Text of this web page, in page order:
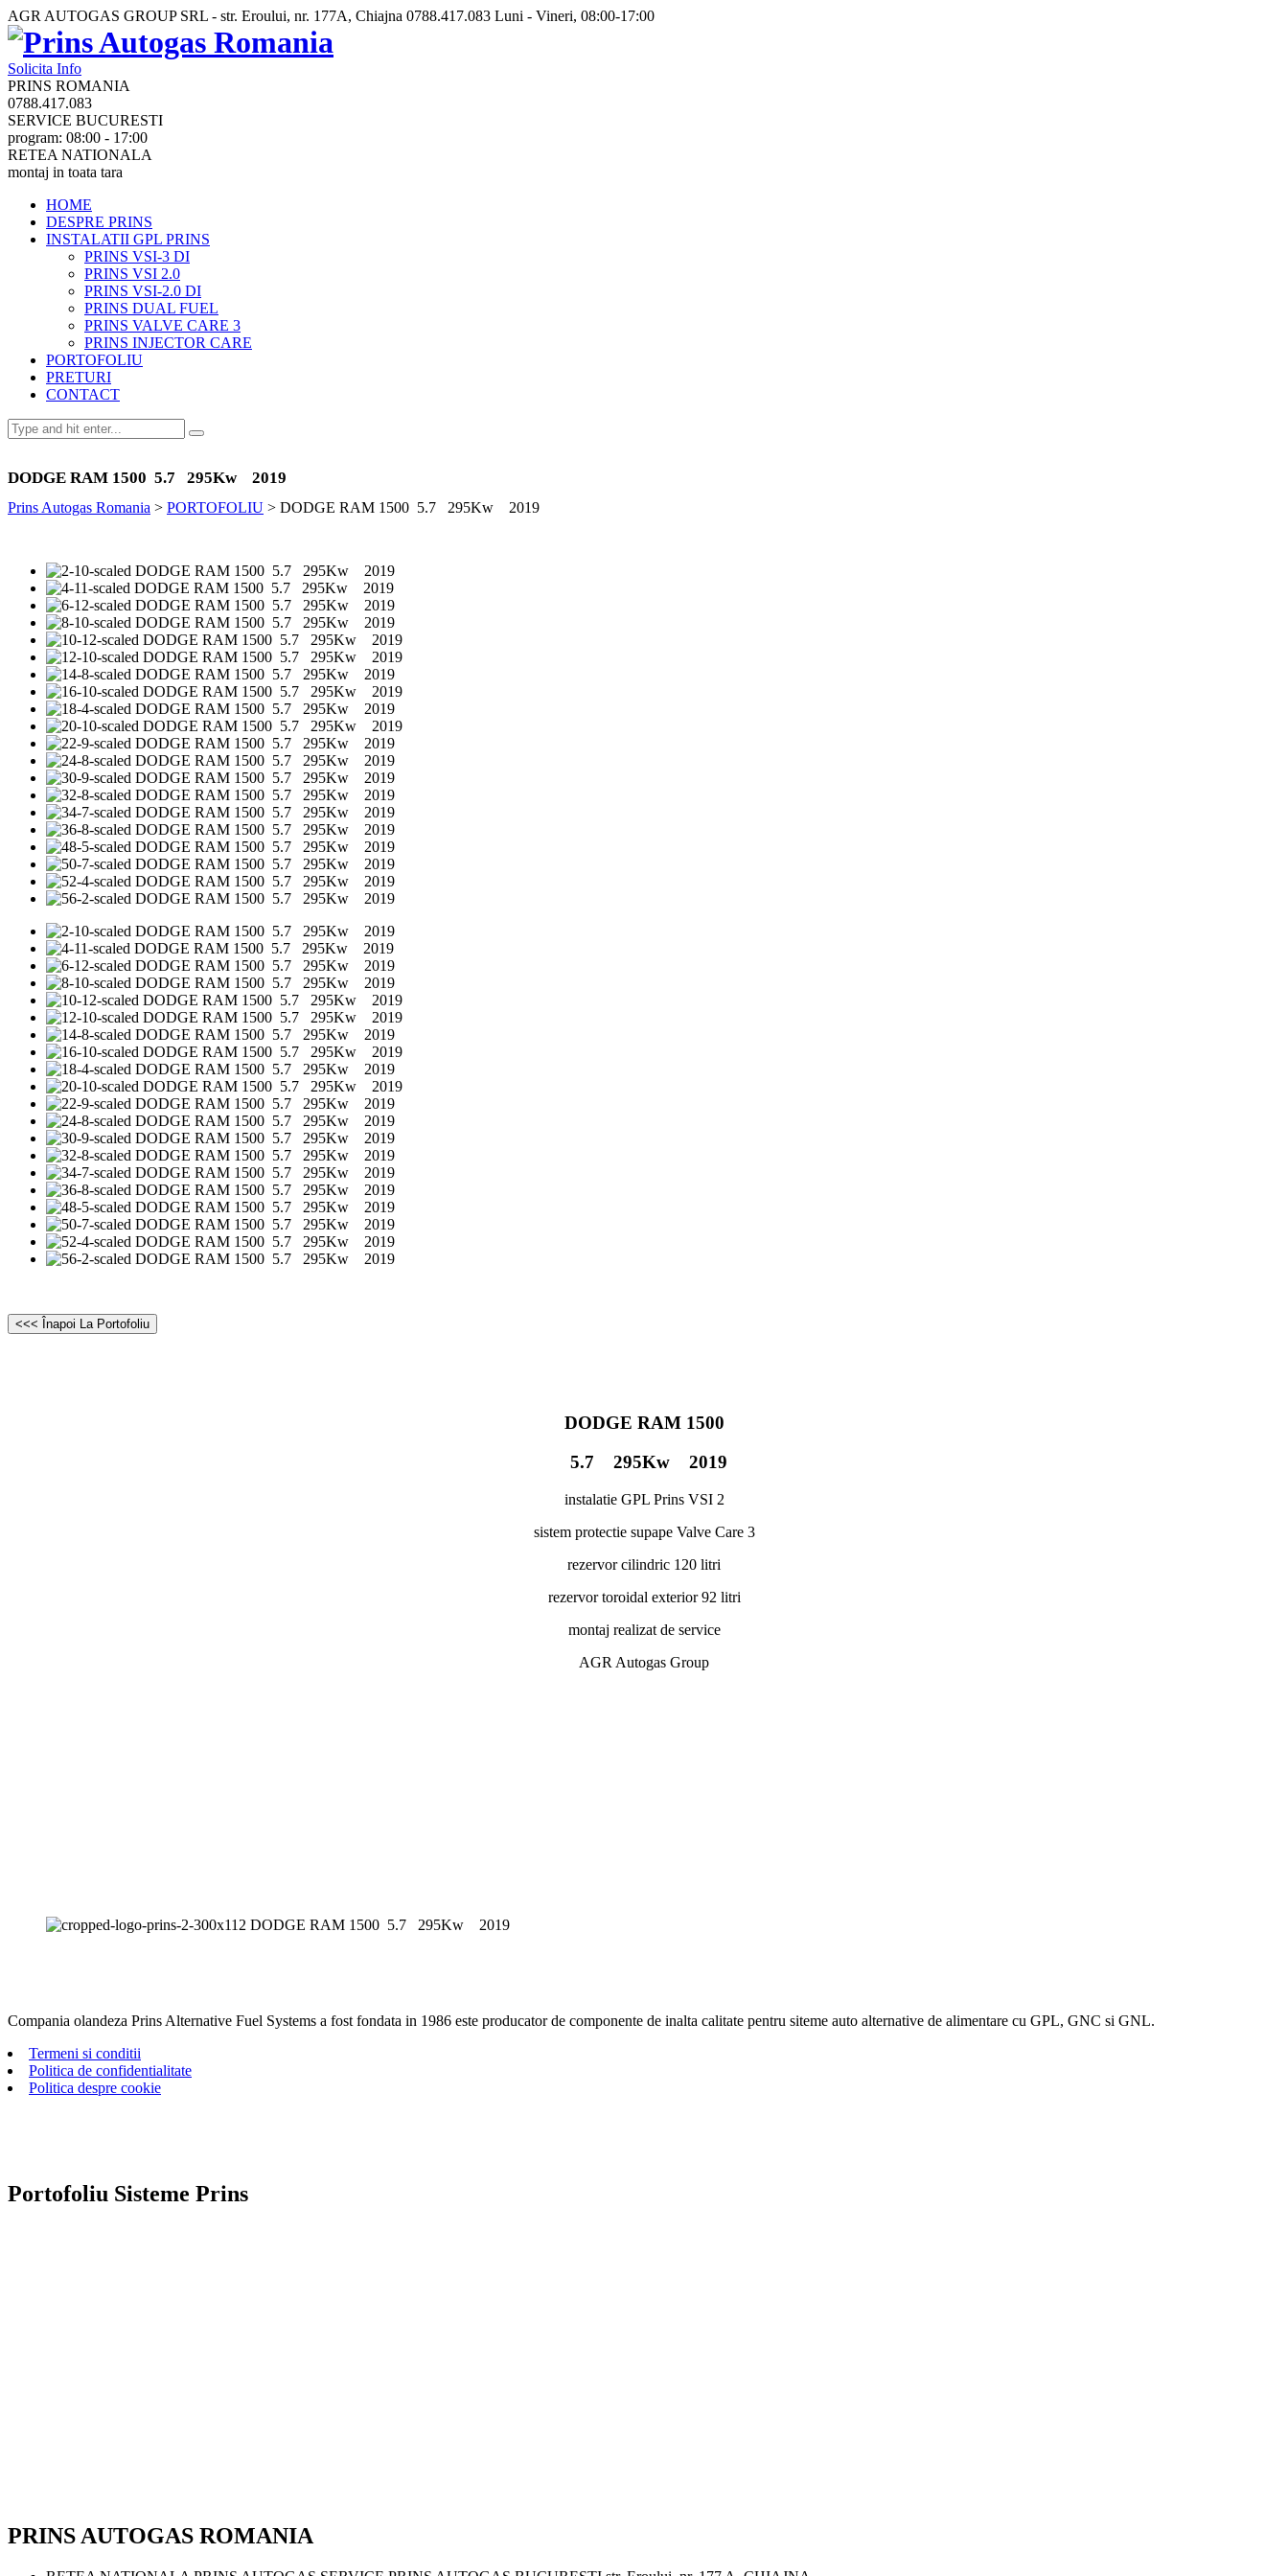
AGR AUTOGAS GROUP SRL - str. Eroului, nr. 177A, Chiajna 0788.417.083 Luni - Vineri, 08:00-17:00
Solicita Info
PRINS ROMANIA
0788.417.083
SERVICE BUCURESTI
program: 08:00 - 17:00
RETEA NATIONALA
montaj in toata tara
HOME
DESPRE PRINS
INSTALATII GPL PRINS
PRINS VSI-3 DI
PRINS VSI 2.0
PRINS VSI-2.0 DI
PRINS DUAL FUEL
PRINS VALVE CARE 3
PRINS INJECTOR CARE
PORTOFOLIU
PRETURI
CONTACT
DODGE RAM 1500 5.7 295Kw 2019
Prins Autogas Romania > PORTOFOLIU > DODGE RAM 1500 5.7 295Kw 2019
<<< Înapoi La Portofoliu
DODGE RAM 1500
5.7 295Kw 2019
instalatie GPL Prins VSI 2
sistem protectie supape Valve Care 3
rezervor cilindric 120 litri
rezervor toroidal exterior 92 litri
montaj realizat de service
AGR Autogas Group
Compania olandeza Prins Alternative Fuel Systems a fost fondata in 1986 este producator de componente de inalta calitate pentru siteme auto alternative de alimentare cu GPL, GNC si GNL.
Termeni si conditii
Politica de confidentialitate
Politica despre cookie
Portofoliu Sisteme Prins
PRINS AUTOGAS ROMANIA